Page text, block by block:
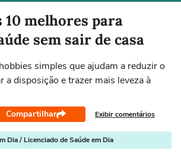
10 melhores para
sem sair de casa
simples que ajudam a reduzir o
a disposição e trazer mais leveza à
Compartilhar Exibir comentários
Dia / Licenciado de Saúde em Dia